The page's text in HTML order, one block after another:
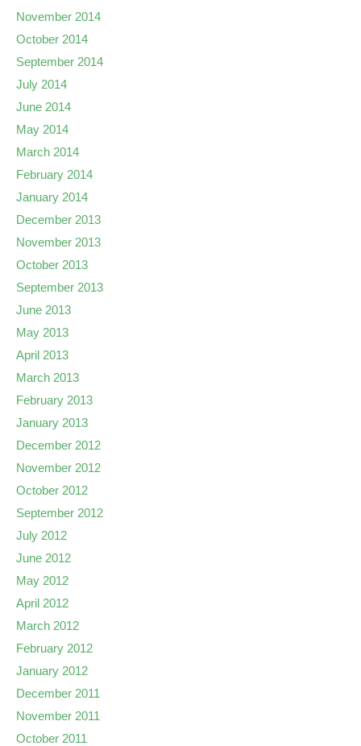
November 2014
October 2014
September 2014
July 2014
June 2014
May 2014
March 2014
February 2014
January 2014
December 2013
November 2013
October 2013
September 2013
June 2013
May 2013
April 2013
March 2013
February 2013
January 2013
December 2012
November 2012
October 2012
September 2012
July 2012
June 2012
May 2012
April 2012
March 2012
February 2012
January 2012
December 2011
November 2011
October 2011